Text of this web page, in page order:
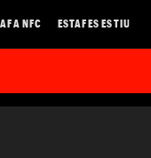
NFC ESTAFES ESTIU